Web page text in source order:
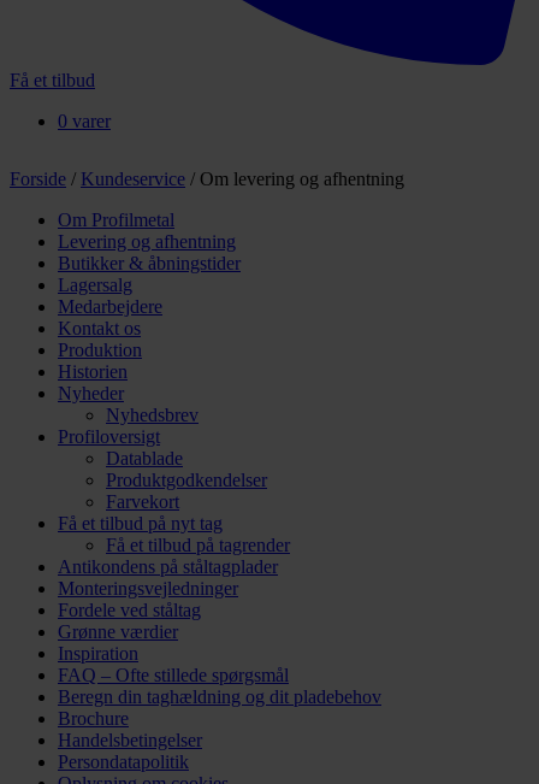
Få et tilbud
0 varer
Forside / Kundeservice / Om levering og afhentning
Om Profilmetal
Levering og afhentning
Butikker & åbningstider
Lagersalg
Medarbejdere
Kontakt os
Produktion
Historien
Nyheder
Nyhedsbrev
Profiloversigt
Datablade
Produktgodkendelser
Farvekort
Få et tilbud på nyt tag
Få et tilbud på tagrender
Antikondens på ståltagplader
Monteringsvejledninger
Fordele ved ståltag
Grønne værdier
Inspiration
FAQ – Ofte stillede spørgsmål
Beregn din taghældning og dit pladebehov
Brochure
Handelsbetingelser
Persondatapolitik